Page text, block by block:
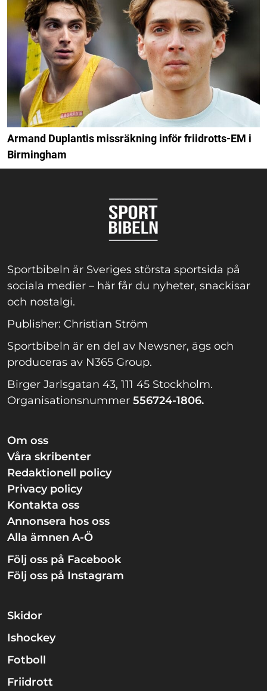
Armand Duplantis missräkning inför friidrotts-EM i
Birmingham
Sportbibeln är Sveriges största sportsida på
sociala medier – här får du nyheter, snackisar
och nostalgi.
Publisher: Christian Ström
Sportbibeln är en del av Newsner, ägs och
produceras av N365 Group.
Birger Jarlsgatan 43, 111 45 Stockholm.
Organisationsnummer 556724-1806.
Om oss
Våra skribenter
Redaktionell policy
Privacy policy
Kontakta oss
Annonsera hos oss
Alla ämnen A-Ö
Följ oss på Facebook
Följ oss på Instagram
Skidor
Ishockey
Fotboll
Friidrott